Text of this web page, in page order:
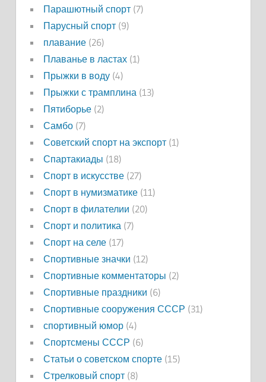
Парашютный спорт(7)
Парусный спорт(9)
плавание(26)
Плаванье в ластах(1)
Прыжки в воду(4)
Прыжки с трамплина (13)
Пятиборье(2)
Самбо(7)
Советский спорт на экспорт(1)
Спартакиады (18)
Спорт в искусстве(27)
Спорт в нумизматике(11)
Спорт в филателии (20)
Спорт и политика (7)
Спорт на селе(17)
Спортивные значки (12)
Спортивные комментаторы (2)
Спортивные праздники (6)
Спортивные сооружения СССР (31)
спортивный юмор(4)
Спортсмены СССР (6)
Статьи о советском спорте(15)
Стрелковый спорт(8)